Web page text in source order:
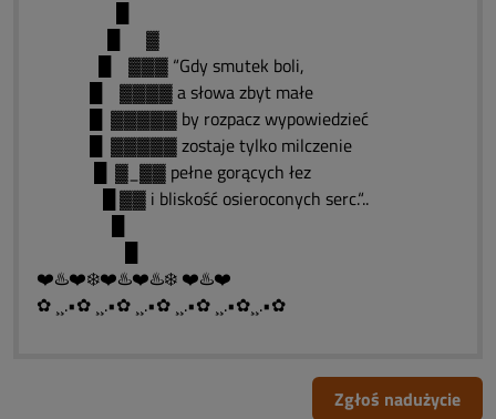
█ ▓
█ ▓▓▓ “Gdy smutek boli,
█ ▓▓▓▓ a słowa zbyt małe
█ ▓▓▓▓▓ by rozpacz wypowiedzieć
█ ▓▓▓▓▓ zostaje tylko milczenie
█ ▓_▓▓ pełne gorących łez
█ ▓▓ i bliskość osieroconych serc.“..
❤️♨️❤️❄️❤️♨️❤️♨️❄️ ❤️♨️❤️
✿ ¸¸.•✿ ¸¸.•✿ ¸¸.•✿ ¸¸.•✿ ¸¸.•✿¸¸.•✿
Zgłoś nadużycie